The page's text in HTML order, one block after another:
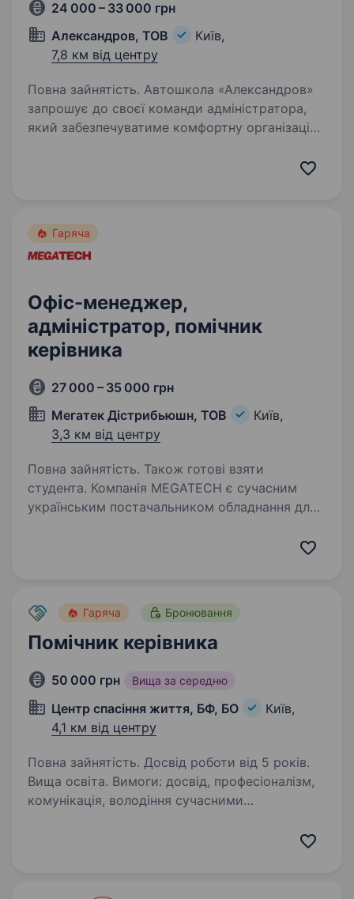
24 000 – 33 000 грн
Александров, ТОВ
Київ,
7,8 км від центру
Повна зайнятість. Автошкола «Александров»
запрошує до своєї команди адміністратора,
який забезпечуватиме комфортну організацію
Гаряча
Офіс-менеджер,
адміністратор, помічник
керівника
27 000 – 35 000 грн
Мегатек Дістрибьюшн, ТОВ
Київ,
3,3 км від центру
Повна зайнятість. Також готові взяти
студента. Компанія MEGATECH є сучасним
українським постачальником обладнання для
Наші основні напрями діяльності — мережеве
Гаряча Бронювання
Помічник керівника
50 000 грн Вища за середню
Центр спасіння життя, БФ, БО
Київ,
4,1 км від центру
Повна зайнятість. Досвід роботи від 5 років.
Вища освіта. Вимоги: досвід, професіоналізм,
комунікація, володіння сучасними
Умови роботи: з 9−18 Обов’язки: організація